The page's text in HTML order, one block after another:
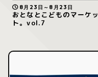
8月23日～8月23日
おとなとこどものマーケッ
ト。vol.7